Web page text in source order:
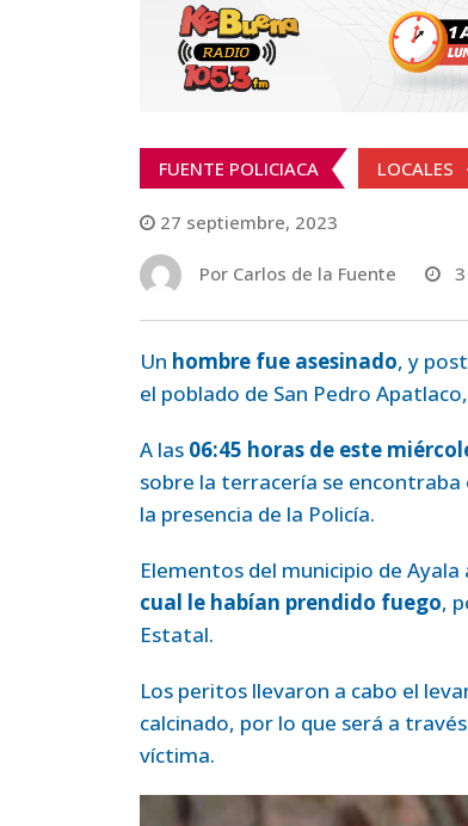
FUENTE POLICIACA LOCALES
27 septiembre, 2023
Por Carlos de la Fuente
Un hombre fue asesinado, y
el poblado de San Pedro
A las 06:45 horas de este
sobre la terracería se
la presencia de la Policía.
Elementos del municipio de
cual le habían prendido fuego,
Estatal.
Los peritos llevaron a cabo el
calcinado, por lo que será a
víctima.